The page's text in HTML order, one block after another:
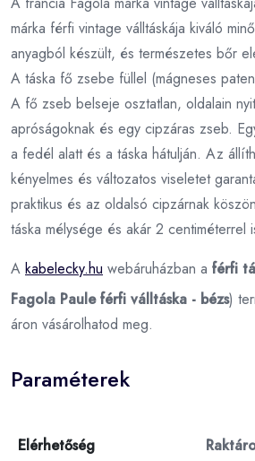
márka férfi vintage válltáskája kiváló
anyagból készült, és természetes bőr
A táska fő zsebe füllel (mágneses
A fő zseb belseje osztatlan, oldalain
apróságoknak és egy cipzáras zseb.
a fedél alatt és a táska hátulján. Az
kényelmes és változatos viseletet
praktikus és az oldalsó cipzárnak
táska mélysége és akár 2 centiméterrel
A kabelecky.hu webáruházban a férfi
Fagola Paule férfi válltáska - bézs)
áron vásárolhatod meg.
Paraméterek
Elérhetőség